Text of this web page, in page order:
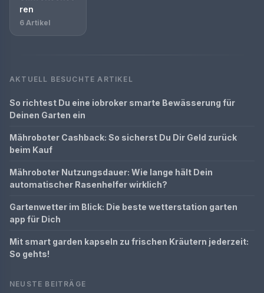
ren
6 Artikel
AKTUELL BESUCHTE ARTIKEL
So richtest Du eine iobroker smarte Bewässerung für
Deinen Garten ein
Mähroboter Cashback: So sicherst Du Dir Geld zurück
beim Kauf
Mähroboter Nutzungsdauer: Wie lange hält Dein
automatischer Rasenhelfer wirklich?
Gartenwetter im Blick: Die beste wetterstation garten
app für Dich
Mit smart garden kapseln zu frischen Kräutern jederzeit:
So gehts!
NEUSTE BEITRÄGE